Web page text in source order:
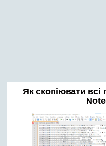
Як скопіювати